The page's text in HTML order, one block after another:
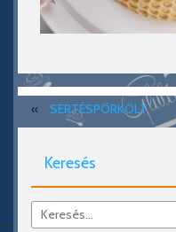
« SERTÉSPÖRKÖLT
Keresés